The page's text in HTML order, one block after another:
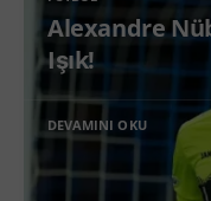
Alexandre
Işık!
DEVAMINI OKU